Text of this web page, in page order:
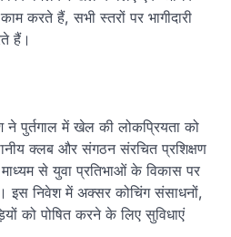
करते हैं, सभी स्तरों पर भागीदारी
हैं।
ने पुर्तगाल में खेल की लोकप्रियता को
क्लब और संगठन संरचित प्रशिक्षण
से युवा प्रतिभाओं के विकास पर
इस निवेश में अक्सर कोचिंग संसाधनों,
को पोषित करने के लिए सुविधाएं